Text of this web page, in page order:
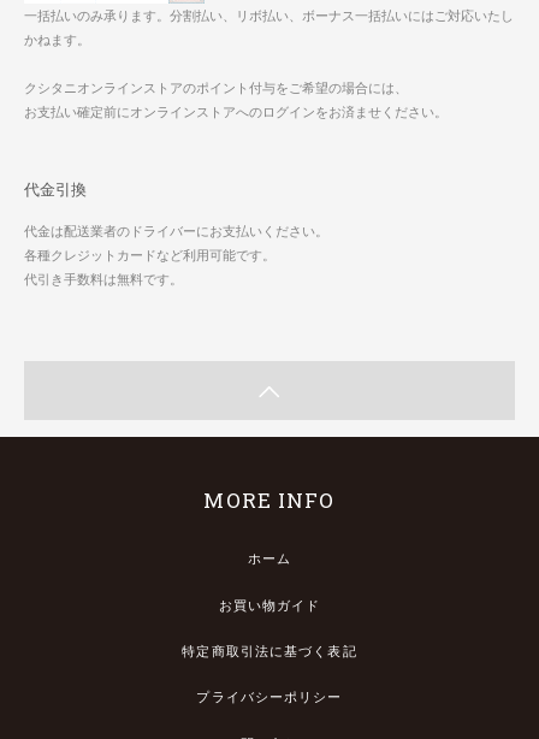
一括払いのみ承ります。分割払い、リボ払い、ボーナス一括払いにはご対応いたし
かねます。
クシタニオンラインストアのポイント付与をご希望の場合には、
お支払い確定前にオンラインストアへのログインをお済ませください。
代金引換
代金は配送業者のドライバーにお支払いください。
各種クレジットカードなど利用可能です。
代引き手数料は無料です。
MORE INFO
ホーム
お買い物ガイド
特定商取引法に基づく表記
プライバシーポリシー